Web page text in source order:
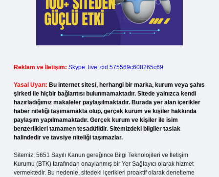
Reklam ve İletişim: Skype: live:.cid.575569c608265c69
Yasal Uyarı: Bu internet sitesi, herhangi bir marka, kurum veya şahıs
şirketi ile hiçbir bağlantısı bulunmamaktadır. Sitede yalnızca kendi
hazırladığımız makaleler paylaşılmaktadır. Burada yer alan içerikler
haber niteliği taşımamakta olup, gerçek kurum ve kişiler hakkında
paylaşım yapılmamaktadır. Gerçek kurum ve kişiler ile isim
benzerlikleri tamamen tesadüfidir. Sitemizdeki bilgiler taslak
halindedir ve tavsiye niteliği taşımazlar.
Sitemiz, 5651 Sayılı Kanun gereğince Bilgi Teknolojileri ve İletişim
Kurumu (BTK) tarafından onaylanmış bir Yer Sağlayıcı olarak hizmet
vermektedir. Bu nedenle, sitedeki içerikleri proaktif olarak denetleme